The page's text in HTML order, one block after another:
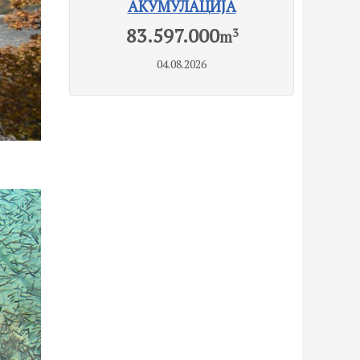
АКУМУЛАЦИЈА
83.597.000m3
04.08.2026